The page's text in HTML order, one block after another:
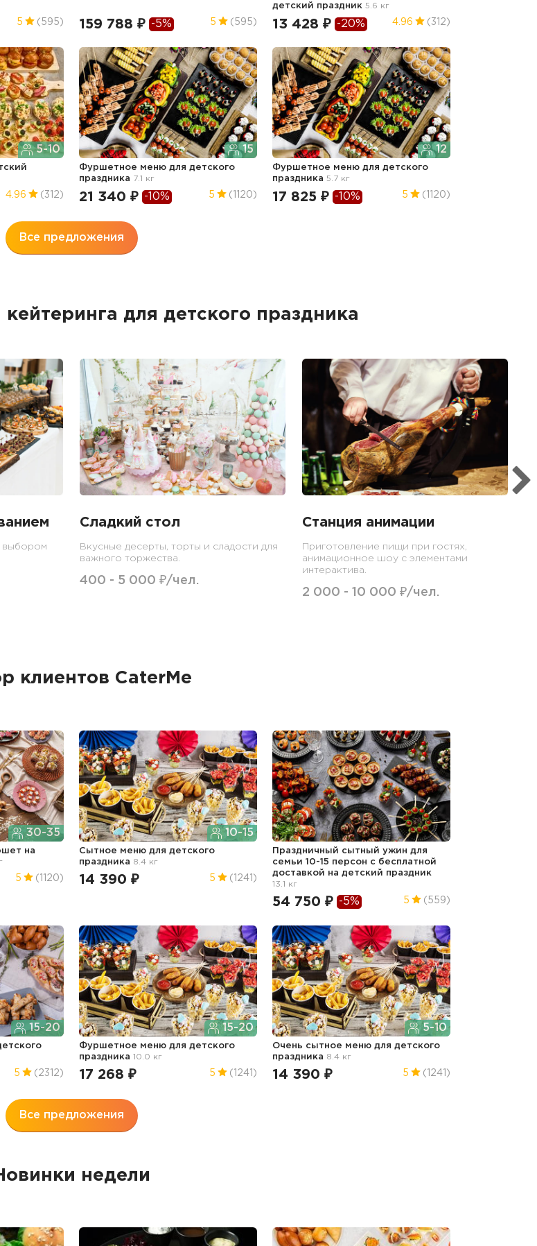
5 (595) 159 788 ₽ -5% 5 (595)
детский праздник 5.6 кг
13 428 ₽ -20% 4.96 (312)
5-10
4.96 (312)
15
Фуршетное меню для детского
праздника
7.1 кг
21 340 ₽ -10% 5 (1120)
12
Фуршетное меню для детского
праздника5.7 кг
17 825 ₽ -10% 5 (1120)
Все предложения
для детского праздника
выбором
Сладкий стол
Вкусные десерты, торты и сладости для
важного торжества.
400 - 5 000 ₽/чел.
Станция анимации
Приготовление пищи при гостях,
анимационное шоу с элементами
интерактива.
2 000 - 10 000 ₽/чел.
клиентов CaterMe
30-35
на
5 (1120)
10-15
Сытное меню для детского
праздника 8.4 кг
14 390 ₽ 5 (1241)
Праздничный сытный ужин для
семьи 10-15 персон с бесплатной
доставкой на детский праздник
13.1 кг
54 750 ₽ -5% 5 (559)
15-20
5 (2312)
15-20
Фуршетное меню для детского
праздника10.0 кг
17 268 ₽ 5 (1241)
5-10
Очень сытное меню для детского
праздника 8.4 кг
14 390 ₽ 5 (1241)
Все предложения
недели